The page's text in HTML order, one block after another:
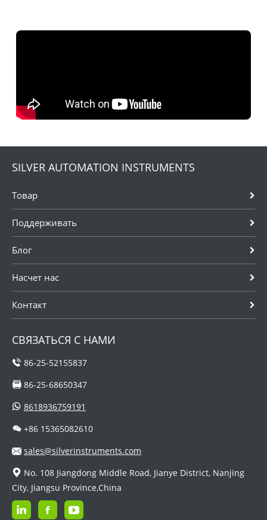
SILVER AUTOMATION INSTRUMENTS
Товар
Поддерживать
Блог
Насчет нас
Контакт
СВЯЗАТЬСЯ С НАМИ
86-25-52155837
86-25-68650347
8618936759191
+86 15365082610
sales@silverinstruments.com
No. 108 Jiangdong Middle Road, Jianye District, Nanjing
City, Jiangsu Province,China